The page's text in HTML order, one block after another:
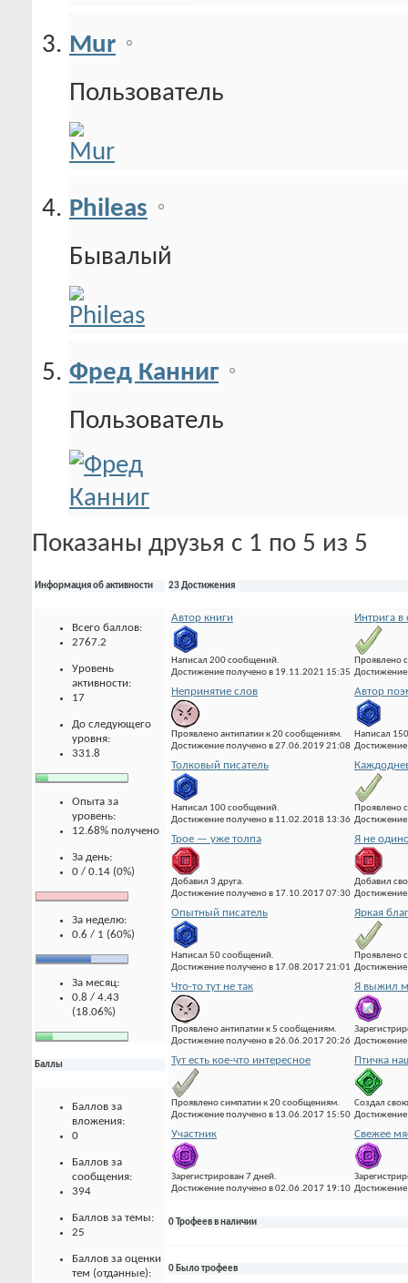
Mur
Пользователь
Phileas
Бывалый
Фред Канниг
Пользователь
Показаны друзья с 1 по 5 из 5
Информация об активности
Всего баллов:
2767.2
Уровень
активности:
17
До следующего
уровня:
331.8
Опыта за
уровень:
12.68% получено
За день:
0 / 0.14 (0%)
За неделю:
0.6 / 1 (60%)
За месяц:
0.8 / 4.43
(18.06%)
Баллы
Баллов за
вложения:
0
Баллов за
сообщения:
394
Баллов за темы:
25
Баллов за оценки
тем (отданные):
23 Достижения
Автор книги
Написал 200 сообщений.
Достижение получено в 19.11.2021 15:35
Интрига в
Проявлено
Непринятие слов
Проявлено антипатии к 20 сообщениям.
Достижение получено в 27.06.2019 21:08
Автор
Написал
Толковый писатель
Написал 100 сообщений.
Достижение получено в 11.02.2018 13:36
Проявлено
Трое — уже толпа
Добавил 3 друга.
Достижение получено в 17.10.2017 07:30
Я не
Добавил
Опытный писатель
Написал 50 сообщений.
Достижение получено в 17.08.2017 21:01
Яркая
Проявлено
Что-то тут не так
Проявлено антипатии к 5 сообщениям.
Достижение получено в 26.06.2017 20:26
Я выжил
Тут есть кое-что интересное
Проявлено симпатии к 20 сообщениям.
Достижение получено в 13.06.2017 15:50
Птичка
Создал
Участник
Зарегистрирован 7 дней.
Достижение получено в 02.06.2017 19:10
Свежее
0 Трофеев в наличии
0 Было трофеев